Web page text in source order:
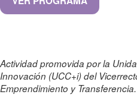
Actividad promovida por la
Innovación (UCC+i) del
Emprendimiento y Transferencia.